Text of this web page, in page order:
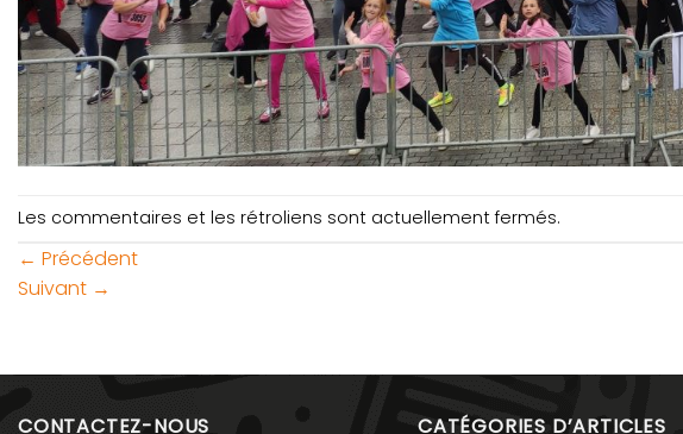
Les commentaires et les rétroliens sont actuellement fermés.
← Précédent
Suivant →
CONTACTEZ-NOUS CATÉGORIES D’ARTICLES